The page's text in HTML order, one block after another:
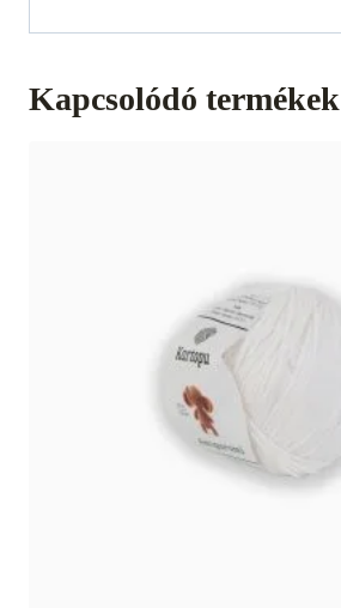
Kapcsolódó termékek